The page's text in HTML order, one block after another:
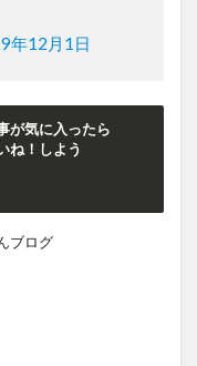
年12月1日
が気に入ったら
ね！しよう